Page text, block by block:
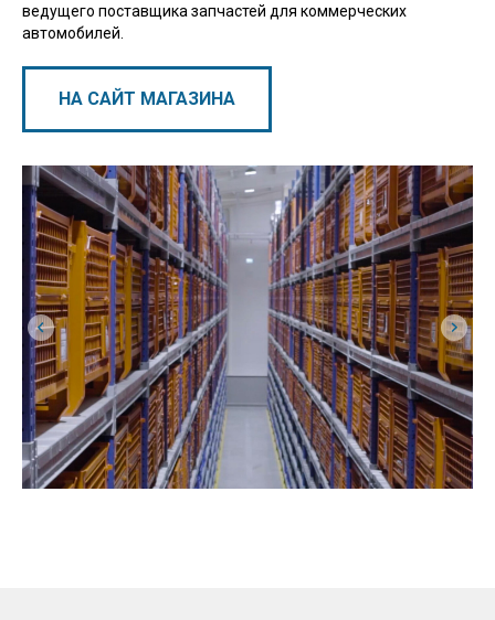
ведущего поставщика запчастей для коммерческих
автомобилей.
НА САЙТ МАГАЗИНА